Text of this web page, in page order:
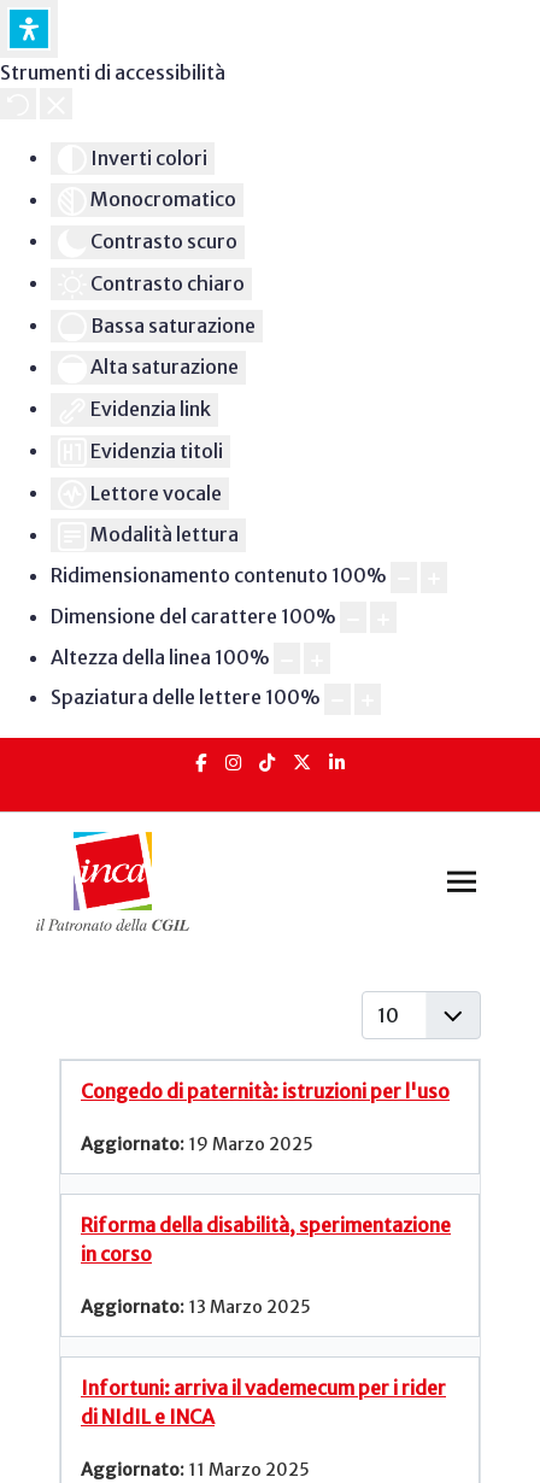
Strumenti di accessibilità
Inverti colori
Monocromatico
Contrasto scuro
Contrasto chiaro
Bassa saturazione
Alta saturazione
Evidenzia link
Evidenzia titoli
Lettore vocale
Modalità lettura
Ridimensionamento contenuto 100%
Dimensione del carattere 100%
Altezza della linea 100%
Spaziatura delle lettere 100%
Visualizza #
Congedo di paternità: istruzioni per l'uso
19 Marzo 2025
Riforma della disabilità, sperimentazione
in corso
13 Marzo 2025
Infortuni: arriva il vademecum per i rider
di NIdIL e INCA
11 Marzo 2025